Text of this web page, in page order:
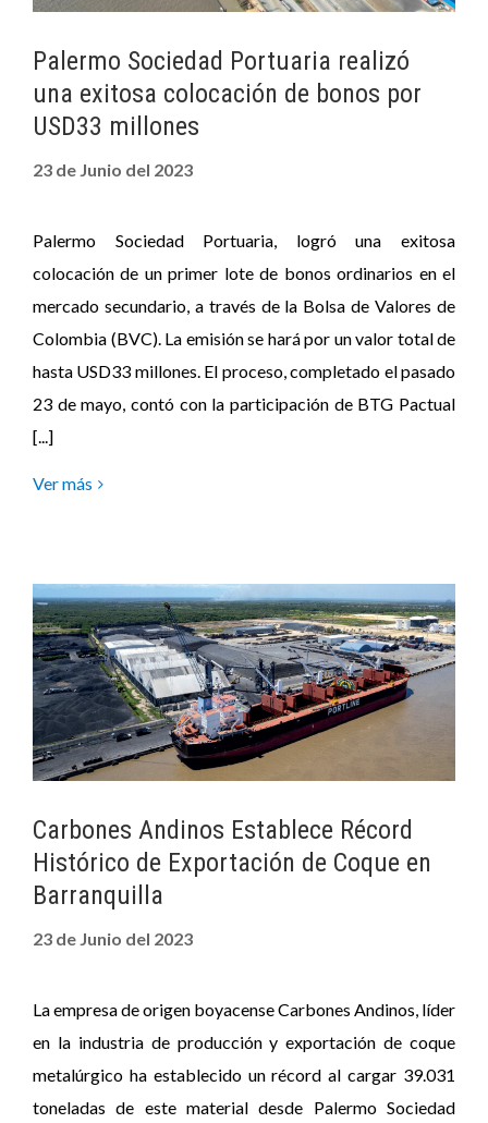
Palermo Sociedad Portuaria realizó
una exitosa colocación de bonos por
USD33 millones
23 de Junio del 2023
Palermo Sociedad Portuaria, logró una exitosa
colocación de un primer lote de bonos ordinarios en el
mercado secundario, a través de la Bolsa de Valores de
Colombia (BVC). La emisión se hará por un valor total de
hasta USD33 millones. El proceso, completado el pasado
23 de mayo, contó con la participación de BTG Pactual
[...]
Ver más
Carbones Andinos Establece Récord
Histórico de Exportación de Coque en
Barranquilla
23 de Junio del 2023
La empresa de origen boyacense Carbones Andinos, líder
en la industria de producción y exportación de coque
metalúrgico ha establecido un récord al cargar 39.031
toneladas de este material desde Palermo Sociedad